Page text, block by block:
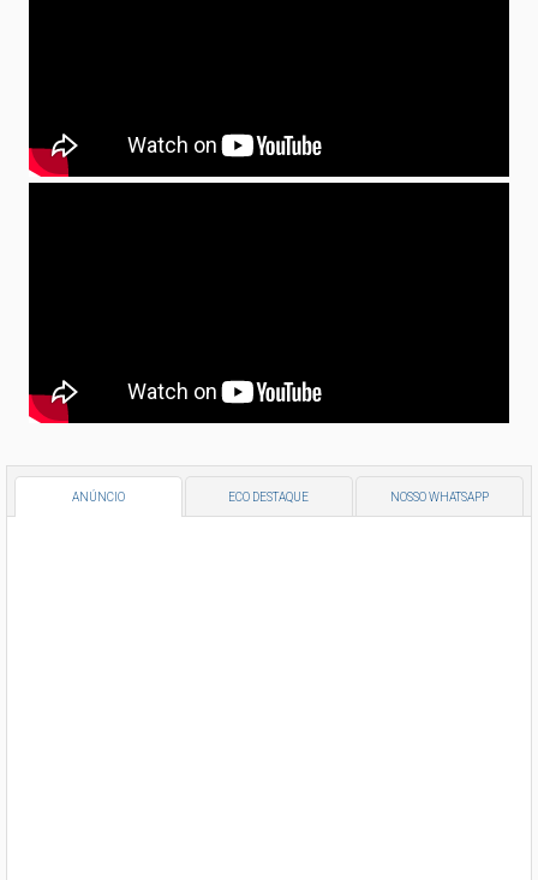
ANÚNCIO ECO DESTAQUE NOSSO WHATSAPP